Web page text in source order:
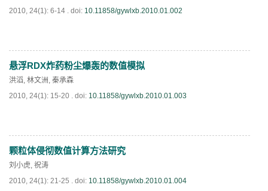
第二十一届中国高压科学学术会议第一轮通知
通知
2010, 24(1): 6-14 . doi: 10.11858/gywlxb.2010.01.002
PDF(501)
悬浮RDX炸药粉尘爆轰的数值模拟
洪滔, 林文洲 , 秦承森
2010, 24(1): 15-20 . doi: 10.11858/gywlxb.2010.01.003
PDF(797)
颗粒体侵彻数值计算方法研究
刘小虎, 祝涛
2010, 24(1): 21-25 . doi: 10.11858/gywlxb.2010.01.004